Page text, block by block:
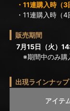
・11連購入時（
・11連購入時（
販売期間
7月15日（火）
※期間中のみ購入
出現ラインナップ
アイテ